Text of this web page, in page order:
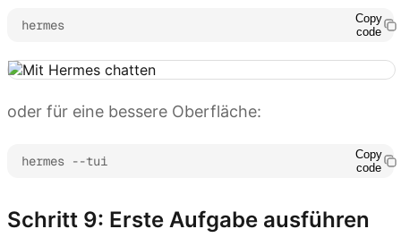
hermes
Copy
code
oder für eine bessere Oberfläche:
hermes --tui
Copy
code
Schritt 9: Erste Aufgabe ausführen